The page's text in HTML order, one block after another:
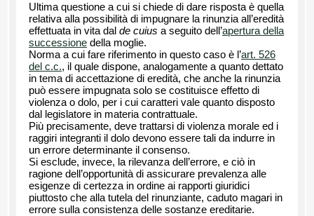
Ultima questione a cui si chiede di dare risposta è quella
relativa alla possibilità di impugnare la rinunzia all’eredità
effettuata in vita dal de cuius a seguito dell’apertura della
successione della moglie.
Norma a cui fare riferimento in questo caso è l’art. 526
del c.c., il quale dispone, analogamente a quanto dettato
in tema di accettazione di eredità, che anche la rinunzia
può essere impugnata solo se costituisce effetto di
violenza o dolo, per i cui caratteri vale quanto disposto
dal legislatore in materia contrattuale.
Più precisamente, deve trattarsi di violenza morale ed i
raggiri integranti il dolo devono essere tali da indurre in
un errore determinante il consenso.
Si esclude, invece, la rilevanza dell’errore, e ciò in
ragione dell’opportunità di assicurare prevalenza alle
esigenze di certezza in ordine ai rapporti giuridici
piuttosto che alla tutela del rinunziante, caduto magari in
errore sulla consistenza delle sostanze ereditarie.